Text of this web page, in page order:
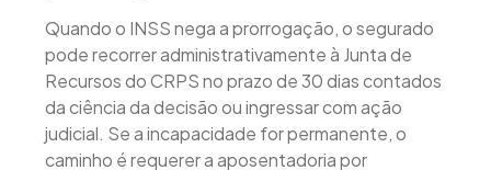
Quando o INSS nega a prorrogação, o segurado
pode recorrer administrativamente à Junta de
Recursos do CRPS no prazo de 30 dias contados
da ciência da decisão ou ingressar com ação
judicial. Se a incapacidade for permanente, o
caminho é requerer a aposentadoria por